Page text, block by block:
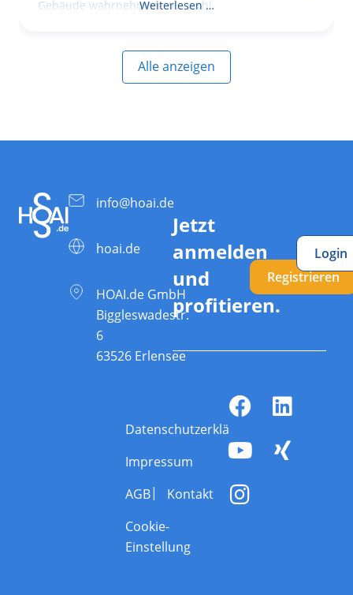
Gebäude wahrnehmen, wie wohl
Weiterlesen …
Alle anzeigen
info@hoai.de
hoai.de
HOAI.de GmbH
Biggleswadestr.
6
63526 Erlensee
Jetzt
anmelden
und
profitieren.
Registrieren
Login
Datenschutzerklärung
Impressum
AGB
Kontakt
Cookie-
Einstellung